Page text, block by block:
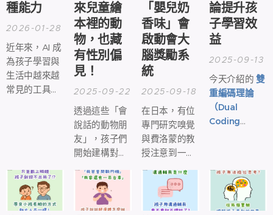
種能力🧠
2026-01-28
近年來，AI 成
為孩子學習與
生活中越來越
常見的工具。
來兒童繪
本裡的動
物，也藏
有性別偏
見！
2025-09-22
透過這些「會
說話的動物朋
友」，孩子們
開始建構對世
解。
「嬰兒奶
香味」會
啟動會大
腦獎勵系
統
2025-09-18
在日本，有位
專門研究嗅覺
與費洛蒙的教
授注意到一個
許多人都會被
新生兒頭頂散
發出的「奶香
論提升孩
子學習效
益
2025-09-13
今天介紹的 雙
重編碼理論
（Dual
Coding
益！